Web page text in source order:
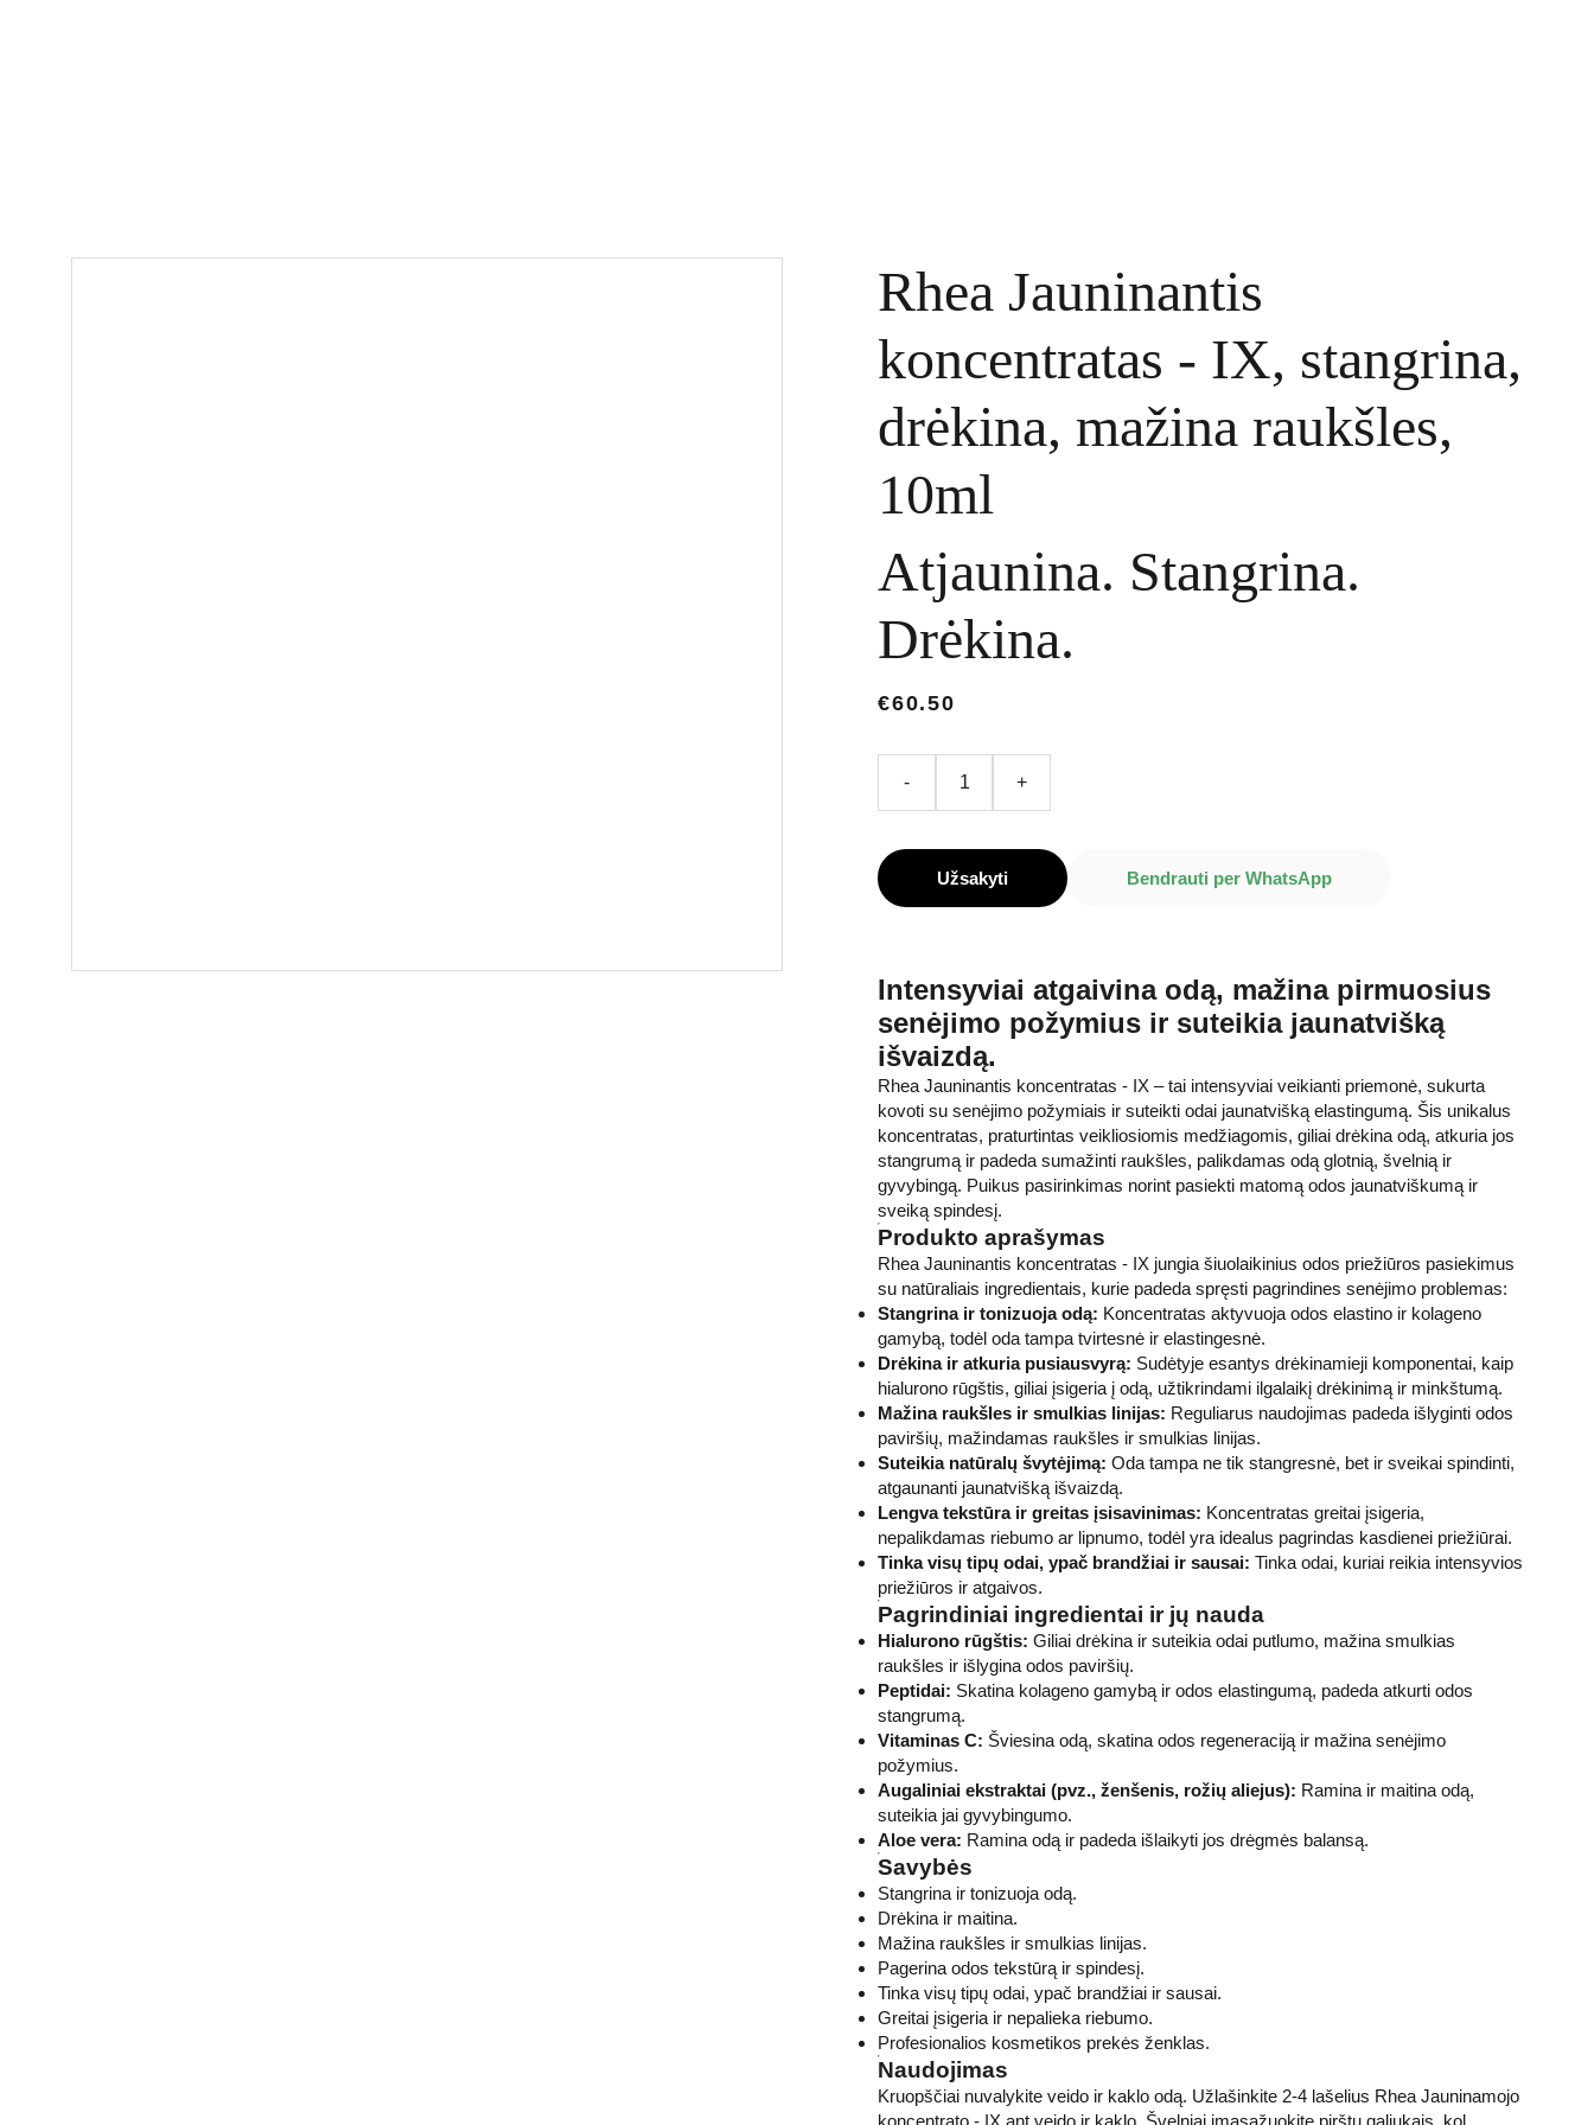
Rhea Jauninantis
koncentratas - IX, stangrina,
drėkina, mažina raukšles,
10ml
Atjaunina. Stangrina.
Drėkina.
€60.50
- +
Užsakyti Bendrauti per WhatsApp
Intensyviai atgaivina odą, mažina pirmuosius
senėjimo požymius ir suteikia jaunatvišką
išvaizdą.
Rhea Jauninantis koncentratas - IX – tai intensyviai veikianti priemonė, sukurta
kovoti su senėjimo požymiais ir suteikti odai jaunatvišką elastingumą. Šis unikalus
koncentratas, praturtintas veikliosiomis medžiagomis, giliai drėkina odą, atkuria jos
stangrumą ir padeda sumažinti raukšles, palikdamas odą glotnią, švelnią ir
gyvybingą. Puikus pasirinkimas norint pasiekti matomą odos jaunatviškumą ir
sveiką spindesį.
Produkto aprašymas
Rhea Jauninantis koncentratas - IX jungia šiuolaikinius odos priežiūros pasiekimus
su natūraliais ingredientais, kurie padeda spręsti pagrindines senėjimo problemas:
Stangrina ir tonizuoja odą: Koncentratas aktyvuoja odos elastino ir kolageno
gamybą, todėl oda tampa tvirtesnė ir elastingesnė.
Drėkina ir atkuria pusiausvyrą: Sudėtyje esantys drėkinamieji komponentai, kaip
hialurono rūgštis, giliai įsigeria į odą, užtikrindami ilgalaikį drėkinimą ir minkštumą.
Mažina raukšles ir smulkias linijas: Reguliarus naudojimas padeda išlyginti odos
paviršių, mažindamas raukšles ir smulkias linijas.
Suteikia natūralų švytėjimą: Oda tampa ne tik stangresnė, bet ir sveikai spindinti,
atgaunanti jaunatvišką išvaizdą.
Lengva tekstūra ir greitas įsisavinimas: Koncentratas greitai įsigeria,
nepalikdamas riebumo ar lipnumo, todėl yra idealus pagrindas kasdienei priežiūrai.
Tinka visų tipų odai, ypač brandžiai ir sausai: Tinka odai, kuriai reikia intensyvios
priežiūros ir atgaivos.
Pagrindiniai ingredientai ir jų nauda
Hialurono rūgštis: Giliai drėkina ir suteikia odai putlumo, mažina smulkias
raukšles ir išlygina odos paviršių.
Peptidai: Skatina kolageno gamybą ir odos elastingumą, padeda atkurti odos
stangrumą.
Vitaminas C: Šviesina odą, skatina odos regeneraciją ir mažina senėjimo
požymius.
Augaliniai ekstraktai (pvz., ženšenis, rožių aliejus): Ramina ir maitina odą,
suteikia jai gyvybingumo.
Aloe vera: Ramina odą ir padeda išlaikyti jos drėgmės balansą.
Savybės
Stangrina ir tonizuoja odą.
Drėkina ir maitina.
Mažina raukšles ir smulkias linijas.
Pagerina odos tekstūrą ir spindesį.
Tinka visų tipų odai, ypač brandžiai ir sausai.
Greitai įsigeria ir nepalieka riebumo.
Profesionalios kosmetikos prekės ženklas.
Naudojimas
Kruopščiai nuvalykite veido ir kaklo odą. Užlašinkite 2-4 lašelius Rhea Jauninamojo
koncentrato - IX ant veido ir kaklo. Švelniai įmasažuokite pirštų galiukais, kol